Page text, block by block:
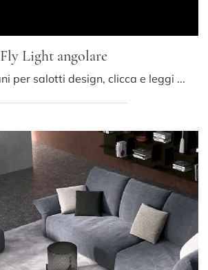
Fly Light angolare
Se desideri divani per salotti design, clicca e leggi di più sul modello Fly Light angolare in tessuto del brand Dema.